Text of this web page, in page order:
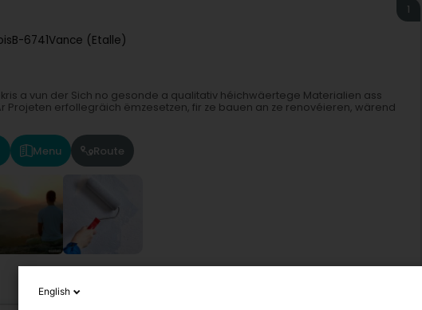
B-6741Vance (Etalle)
1
a vun der Sich no gesonde a qualitativ héichwäertege Materialien ass
Projeten erfollegräich ëmzesetzen, fir ze bauen an ze renovéieren, wärend
Menu Route
English